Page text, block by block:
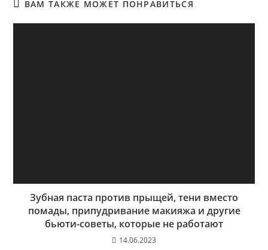
ВАМ ТАКЖЕ МОЖЕТ ПОНРАВИТЬСЯ
Зубная паста против прыщей, тени вместо
помады, припудривание макияжа и другие
бьюти-советы, которые не работают
14.06.2023